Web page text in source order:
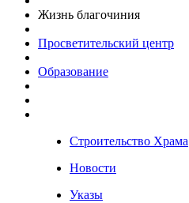
Жизнь благочиния
Просветительский центр
Образование
Строительство Храма
Новости
Указы